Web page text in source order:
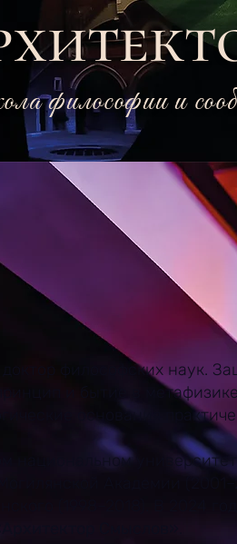
философии и
доктор философских наук.
и бытие в
основания
национальном
Академии
(1998–2018). В 2024
Смыслов»